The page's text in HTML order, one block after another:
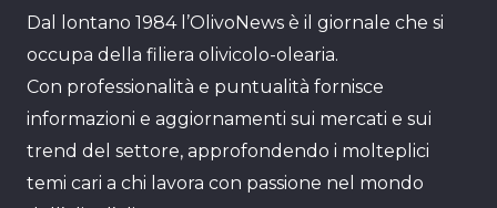
Dal lontano 1984 l’OlivoNews è il giornale che si
occupa della filiera olivicolo-olearia.
Con professionalità e puntualità fornisce
informazioni e aggiornamenti sui mercati e sui
trend del settore, approfondendo i molteplici
temi cari a chi lavora con passione nel mondo